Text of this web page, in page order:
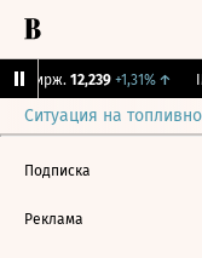
Бирж. 12,239 +1,31%↑
Ситуация на
Подписка
Реклама